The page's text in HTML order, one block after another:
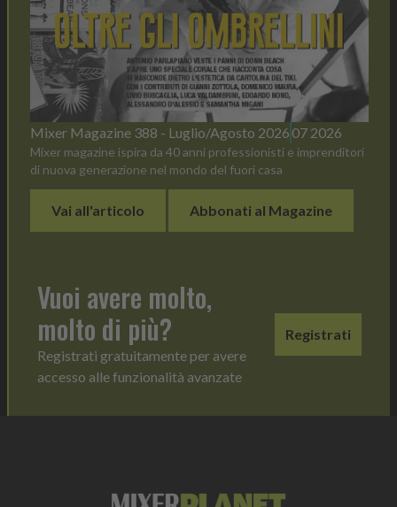
Mixer Magazine 388 - Luglio/Agosto 2026 07 2026
Mixer magazine ispira da 40 anni professionisti e imprenditori
di nuova generazione nel mondo del fuori casa
Vai all'articolo Abbonati al Magazine
Vuoi avere molto,
molto di più?
Registrati gratuitamente per avere
accesso alle funzionalità avanzate
Registrati